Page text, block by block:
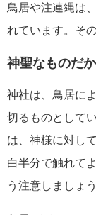
鳥居や注連縄は
れています。そ
神聖なものだ
神社は、鳥居に
切るものとして
は、神様に対し
白半分で触れて
う注意しましょう